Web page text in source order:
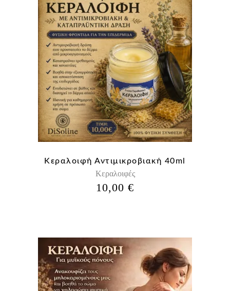
Κεραλοιφή Αντιμικροβιακή 40ml
Κεραλοιφές
10,00€